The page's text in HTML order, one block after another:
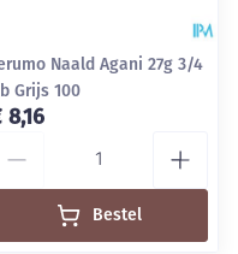
Naald Agani 27g 3/4
Grijs 100
8,16
Bestel